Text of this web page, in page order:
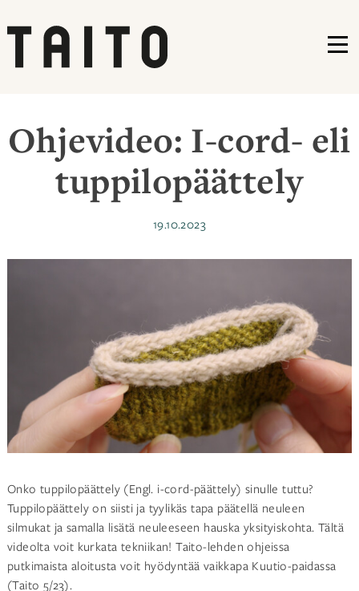
Ohjevideo: I-cord- eli
tuppilopäättely
Julkaistu
19.10.2023
Onko tuppilopäättely (Engl. i-cord-päättely) sinulle tuttu?
Tuppilopäättely on siisti ja tyylikäs tapa päätellä neuleen
silmukat ja samalla lisätä neuleeseen hauska yksityiskohta. Tältä
videolta voit kurkata tekniikan! Taito-lehden ohjeissa
putkimaista aloitusta voit hyödyntää vaikkapa Kuutio-paidassa
(Taito 5/23).